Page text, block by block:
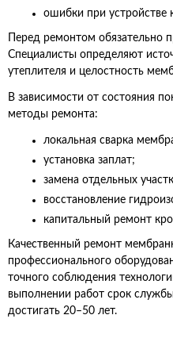
ошибки при устройстве
Перед ремонтом обязательно
Специалисты определяют
утеплителя и целостность
В зависимости от состояния
методы ремонта:
локальная сварка
установка заплат;
замена отдельных
восстановление
капитальный ремонт
Качественный ремонт
профессионального
точного соблюдения
выполнении работ срок
достигать 20–50 лет.